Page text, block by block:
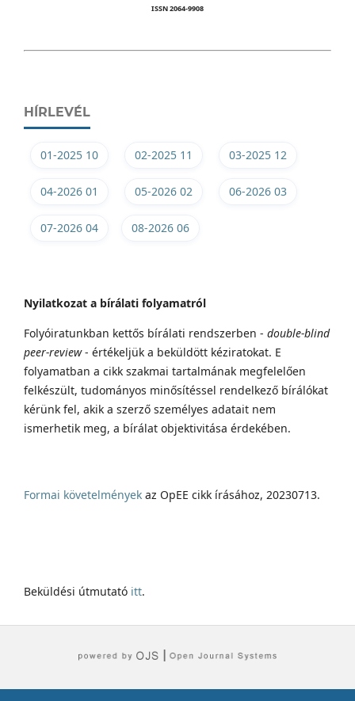
ISSN 2064-9908
HÍRLEVÉL
01-2025 10 02-2025 11 03-2025 12
04-2026 01 05-2026 02 06-2026 03
07-2026 04 08-2026 06
Nyilatkozat a bírálati folyamatról
Folyóiratunkban kettős bírálati rendszerben - double-blind
peer-review- értékeljük a beküldött kéziratokat. E
folyamatban a cikk szakmai tartalmának megfelelően
felkészült, tudományos minősítéssel rendelkező bírálókat
kérünk fel, akik a szerző személyes adatait nem
ismerhetik meg, a bírálat objektivitása érdekében.
Formai követelmények az OpEE cikk írásához, 20230713.
Beküldési útmutató itt.